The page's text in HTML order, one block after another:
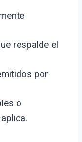
respalde el
por
o